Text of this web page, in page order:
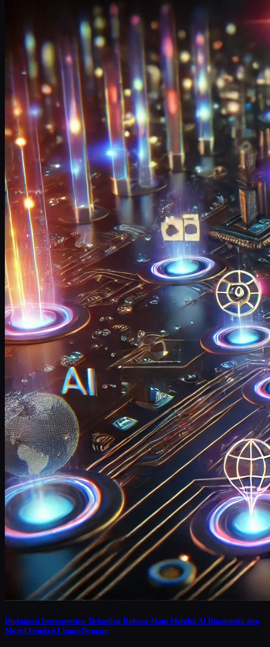
Diplomasi Interspsesies: Dekoding Bahasa Alam Melalui AI Bioakustik dan
Model Fondasi Lintas-Domain